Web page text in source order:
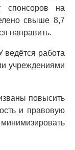
на
свыше 8,7
направить.
ведётся работа
учреждениями
повысить
и правовую